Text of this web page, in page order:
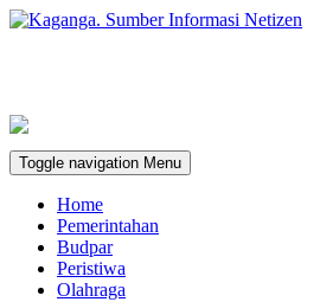
Toggle navigation Menu
Home
Pemerintahan
Budpar
Peristiwa
Olahraga